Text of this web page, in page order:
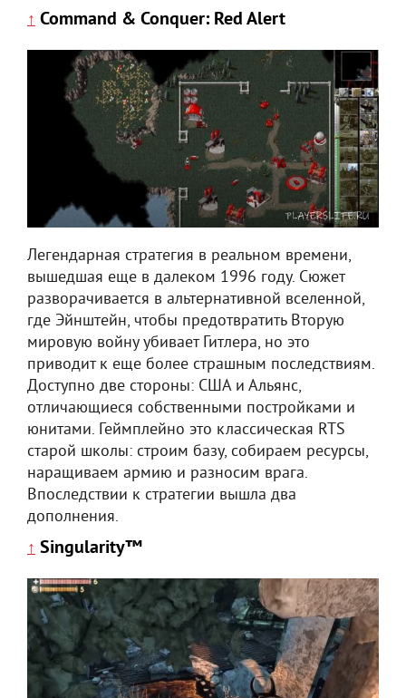
↑ Command & Conquer: Red Alert
Легендарная стратегия в реальном времени,
вышедшая еще в далеком 1996 году. Сюжет
разворачивается в альтернативной вселенной,
где Эйнштейн, чтобы предотвратить Вторую
мировую войну убивает Гитлера, но это
приводит к еще более страшным последствиям.
Доступно две стороны: США и Альянс,
отличающиеся собственными постройками и
юнитами. Геймплейно это классическая RTS
старой школы: строим базу, собираем ресурсы,
наращиваем армию и разносим врага.
Впоследствии к стратегии вышла два
дополнения.
↑ Singularity™